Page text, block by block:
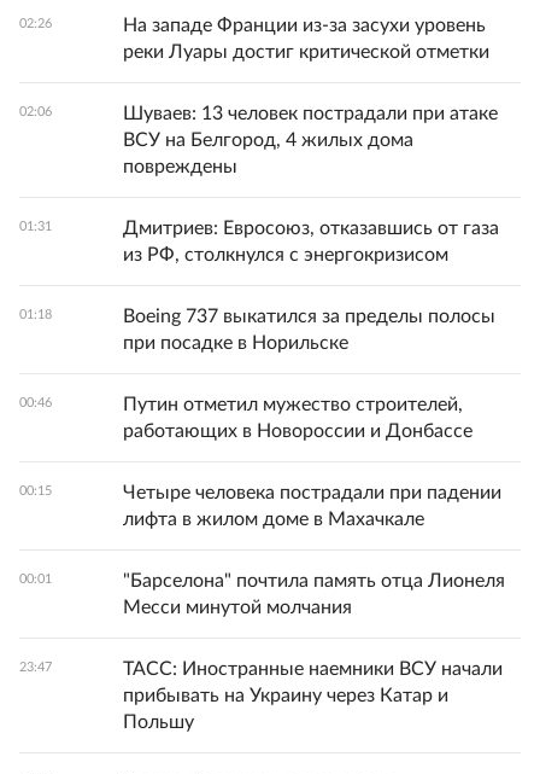
02:26
На западе Франции из-за засухи уровень
реки Луары достиг критической отметки
02:06
Шуваев: 13 человек пострадали при атаке
ВСУ на Белгород, 4 жилых дома
повреждены
01:31
Дмитриев: Евросоюз, отказавшись от газа
из РФ, столкнулся с энергокризисом
01:18
Boeing 737 выкатился за пределы полосы
при посадке в Норильске
00:46
Путин отметил мужество строителей,
работающих в Новороссии и Донбассе
00:15
Четыре человека пострадали при падении
лифта в жилом доме в Махачкале
00:01
"Барселона" почтила память отца Лионеля
Месси минутой молчания
23:47
ТАСС: Иностранные наемники ВСУ начали
прибывать на Украину через Катар и
Польшу